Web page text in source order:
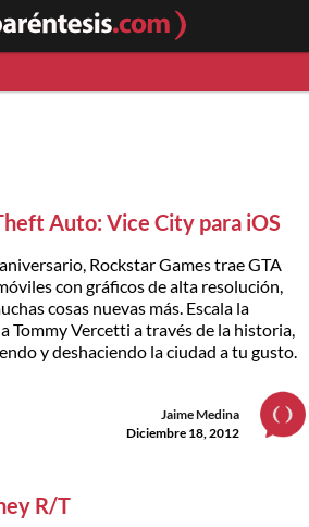
Auto: Vice City para iOS
Rockstar Games trae GTA
con gráficos de alta resolución,
cosas nuevas más. Escala la
Tommy Vercetti a través de la historia,
y deshaciendo la ciudad a tu gusto.
Jaime Medina
Diciembre 18, 2012
R/T